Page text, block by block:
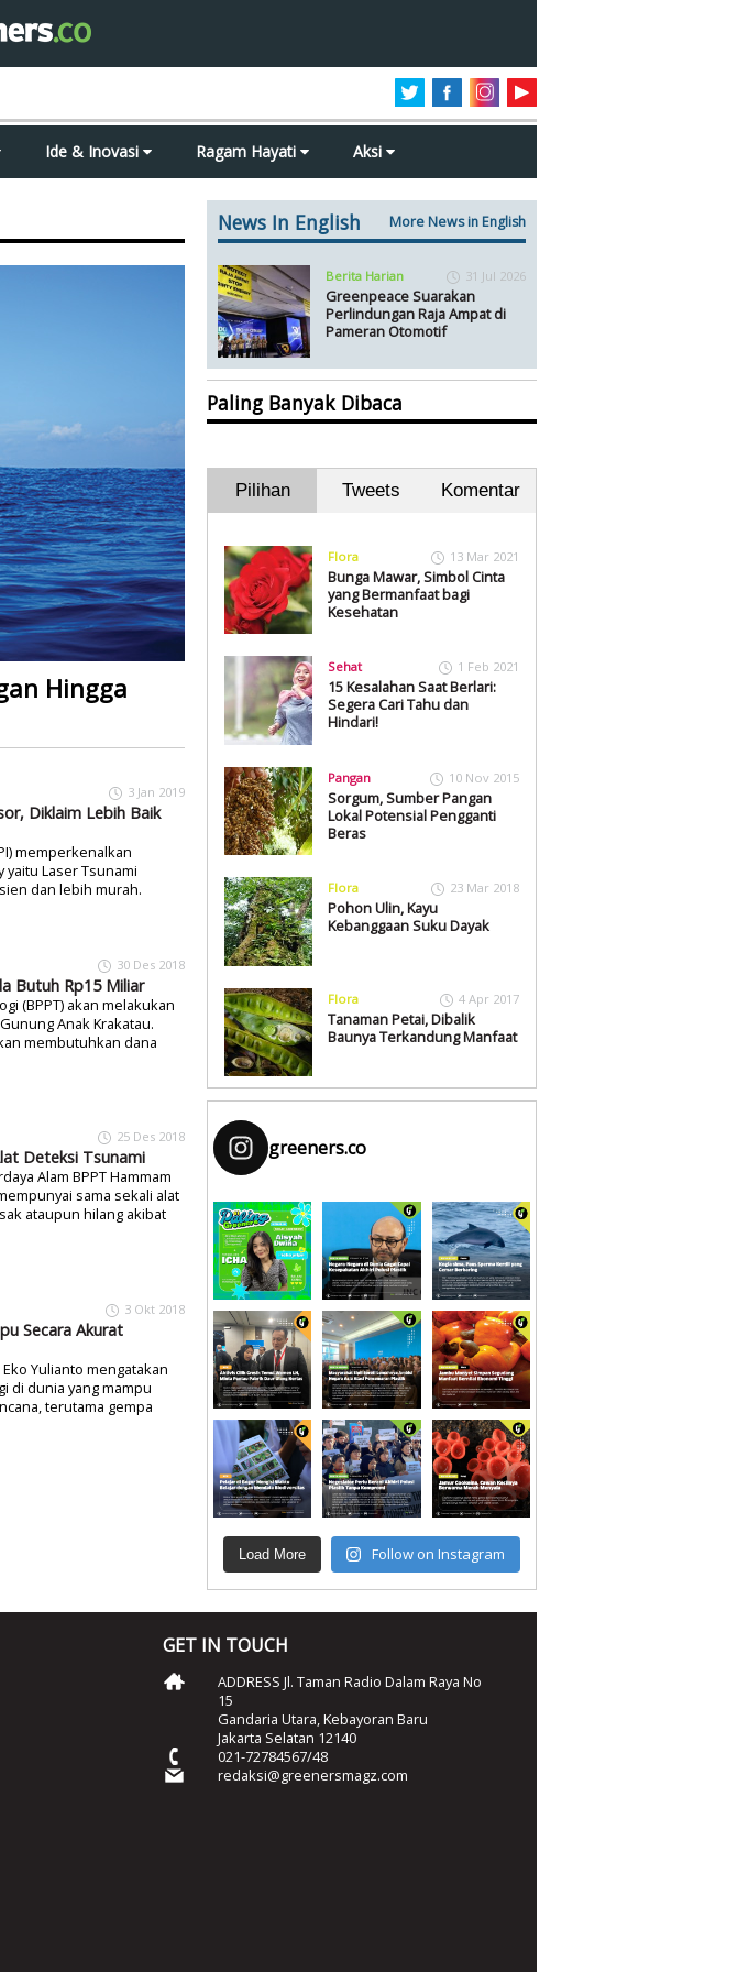
Ide & Inovasi Ragam Hayati Aksi
Hingga
3 Jan 2019
Diklaim Lebih Baik
memperkenalkan
Laser Tsunami
dan lebih murah.
30 Des 2018
Butuh Rp15 Miliar
(BPPT) akan melakukan
Anak Krakatau.
membutuhkan dana
25 Des 2018
Deteksi Tsunami
Alam BPPT Hammam
sama sekali alat
ataupun hilang akibat
3 Okt 2018
Secara Akurat
Yulianto mengatakan
di dunia yang mampu
terutama gempa
News In English More News in English
Berita Harian 31 Jul 2026
Greenpeace Suarakan
Perlindungan Raja Ampat di
Pameran Otomotif
Paling Banyak Dibaca
Pilihan Tweets Komentar
Flora 13 Mar 2021
Bunga Mawar, Simbol Cinta
yang Bermanfaat bagi
Kesehatan
Sehat 1 Feb 2021
15 Kesalahan Saat Berlari:
Segera Cari Tahu dan
Hindari!
Pangan 10 Nov 2015
Sorgum, Sumber Pangan
Lokal Potensial Pengganti
Beras
Flora 23 Mar 2018
Pohon Ulin, Kayu
Kebanggaan Suku Dayak
Flora 4 Apr 2017
Tanaman Petai, Dibalik
Baunya Terkandung Manfaat
greeners.co
Load More Follow on Instagram
GET IN TOUCH
ADDRESS Jl. Taman Radio Dalam Raya No
15
Gandaria Utara, Kebayoran Baru
Jakarta Selatan 12140
021-72784567/48
redaksi@greenersmagz.com